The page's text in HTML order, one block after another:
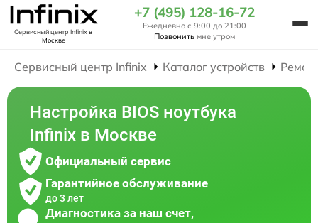
Сервисный центр Infinixв
Москве
+7 (495) 128-16-72
Ежедневно с 9:00 до 21:00
Позвонить мне утром
Сервисный центр Infinix Каталог устройств
Настройка BIOS ноутбука
Infinix в Москве
Официальный сервис
Гарантийное обслуживание
до 3 лет
Диагностика за наш счет,